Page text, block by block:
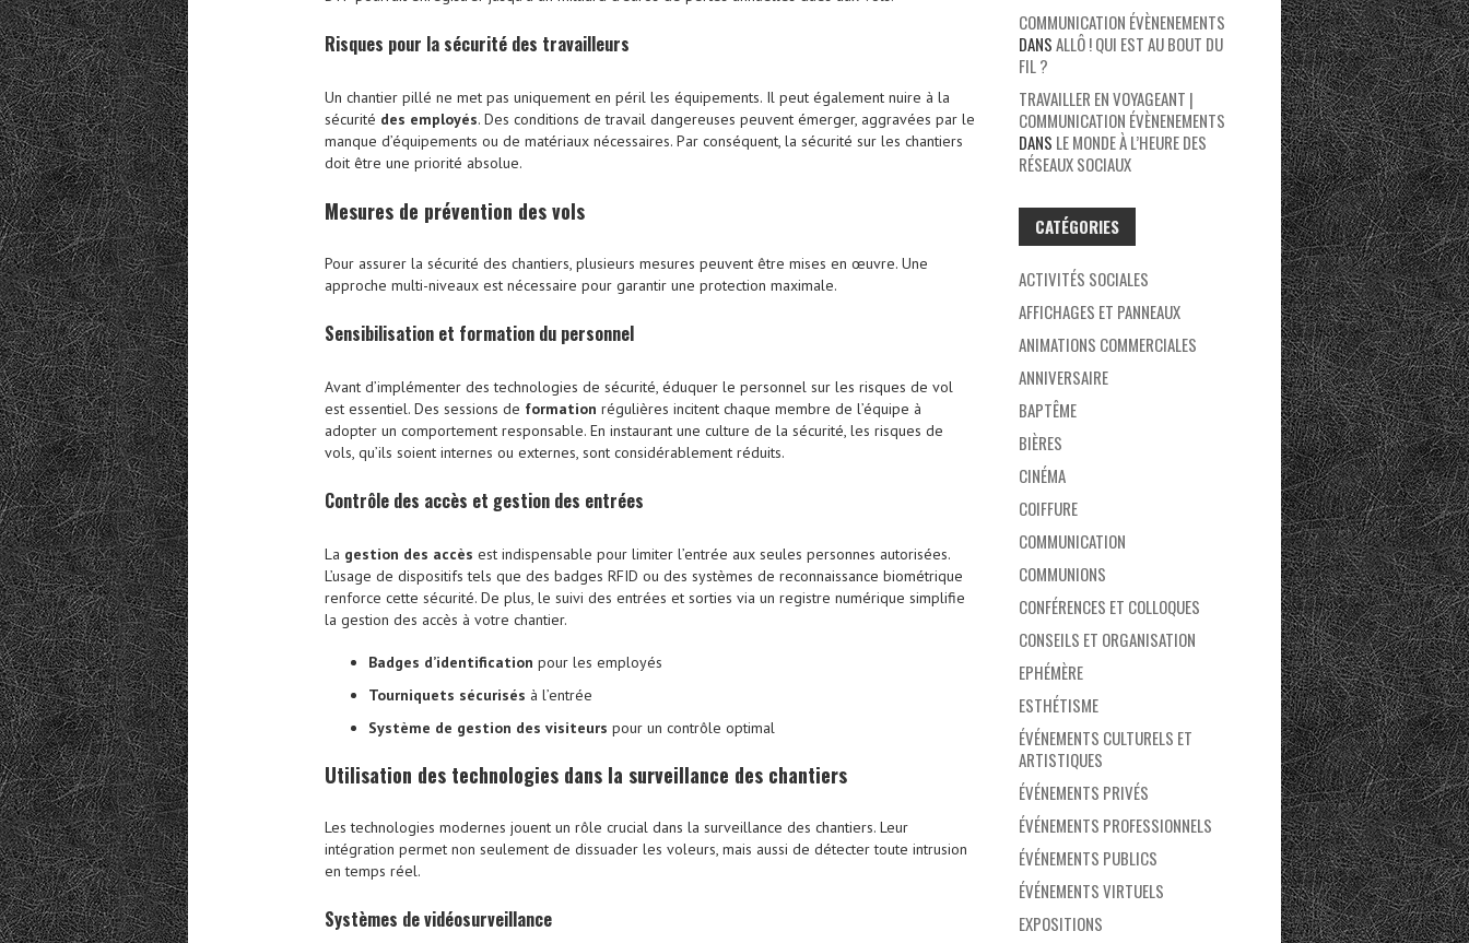
Risques pour la sécurité des travailleurs
Un chantier pillé ne met pas uniquement en péril les équipements. Il peut également nuire à la
sécurité des employés. Des conditions de travail dangereuses peuvent émerger, aggravées par le
manque d’équipements ou de matériaux nécessaires. Par conséquent, la sécurité sur les chantiers
doit être une priorité absolue.
Mesures de prévention des vols
Pour assurer la sécurité des chantiers, plusieurs mesures peuvent être mises en œuvre. Une
approche multi-niveaux est nécessaire pour garantir une protection maximale.
Sensibilisation et formation du personnel
Avant d’implémenter des technologies de sécurité, éduquer le personnel sur les risques de vol
est essentiel. Des sessions de formation régulières incitent chaque membre de l’équipe à
adopter un comportement responsable. En instaurant une culture de la sécurité, les risques de
vols, qu’ils soient internes ou externes, sont considérablement réduits.
Contrôle des accès et gestion des entrées
La gestion des accès est indispensable pour limiter l’entrée aux seules personnes autorisées.
L’usage de dispositifs tels que des badges RFID ou des systèmes de reconnaissance biométrique
renforce cette sécurité. De plus, le suivi des entrées et sorties via un registre numérique simplifie
la gestion des accès à votre chantier.
Badges d’identification pour les employés
Tourniquets sécurisés à l’entrée
Système de gestion des visiteurs pour un contrôle optimal
Utilisation des technologies dans la surveillance des chantiers
Les technologies modernes jouent un rôle crucial dans la surveillance des chantiers. Leur
intégration permet non seulement de dissuader les voleurs, mais aussi de détecter toute intrusion
en temps réel.
Systèmes de vidéosurveillance
COMMUNICATION ÉVÈNENEMENTS
DANSALLÔ ! QUI EST AU BOUT DU
FIL ?
TRAVAILLER EN VOYAGEANT |
COMMUNICATION ÉVÈNENEMENTS
DANS LE MONDE À L’HEURE DES
RÉSEAUX SOCIAUX
CATÉGORIES
ACTIVITÉS SOCIALES
AFFICHAGES ET PANNEAUX
ANIMATIONS COMMERCIALES
ANNIVERSAIRE
BAPTÊME
BIÈRES
CINÉMA
COIFFURE
COMMUNICATION
COMMUNIONS
CONFÉRENCES ET COLLOQUES
CONSEILS ET ORGANISATION
EPHÉMÈRE
ESTHÉTISME
ÉVÉNEMENTS CULTURELS ET
ARTISTIQUES
ÉVÉNEMENTS PRIVÉS
ÉVÉNEMENTS PROFESSIONNELS
ÉVÉNEMENTS PUBLICS
ÉVÉNEMENTS VIRTUELS
EXPOSITIONS